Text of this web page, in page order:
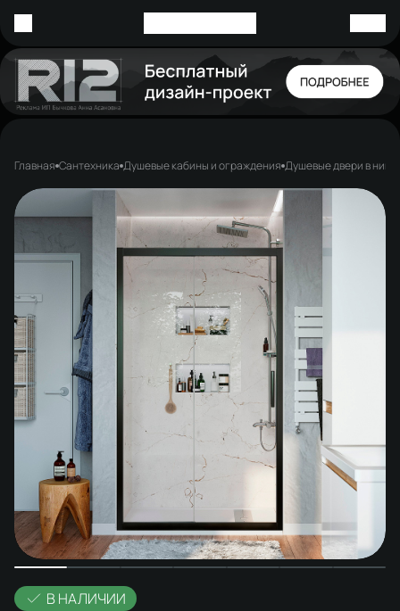
Главная Сантехника Душевые кабины и ограждения Душевые двери в нишу
В НАЛИЧИИ